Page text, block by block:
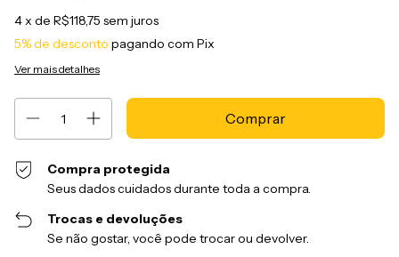
4x de R$118,75 sem juros
5% de desconto pagando com Pix
Ver mais detalhes
Compra protegida
Seus dados cuidados durante toda a compra.
Trocas e devoluções
Se não gostar, você pode trocar ou devolver.